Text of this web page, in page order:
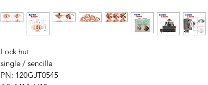
Lock hut
single / sencilla
PN: 120GJT0545